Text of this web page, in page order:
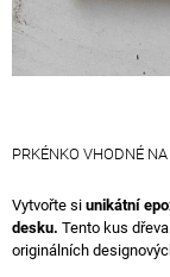
PRKÉNKO VHODNÉ
Vytvořte si unikátní
desku. Tento kus
originálních
O
P
O
R